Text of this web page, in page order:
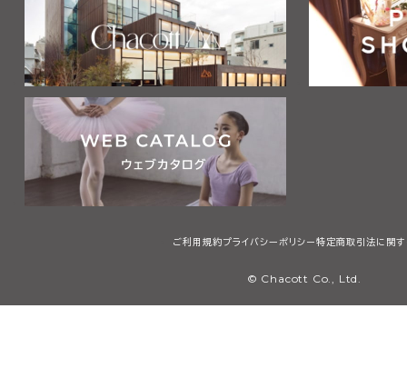
ご利用規約プライバシーポリシー 特定商取引法に関
© Chacott Co., Ltd.